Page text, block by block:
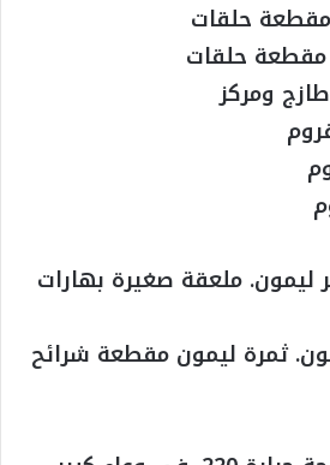
حلقات
ومركز
ليمون. ملعقة صغيرة بهارات
ثمرة ليمون مقطعة شرائح